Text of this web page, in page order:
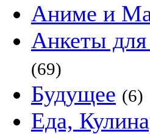
Аниме и
Анкеты для
(69)
Будущее (6)
Еда,